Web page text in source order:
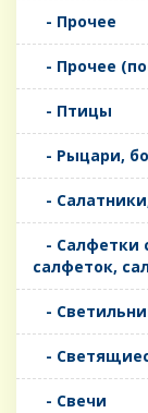
- Прочее
- Прочее
- Птицы
- Рыцари,
-
- Салфетки
салфеток,
-
-
- Свечи